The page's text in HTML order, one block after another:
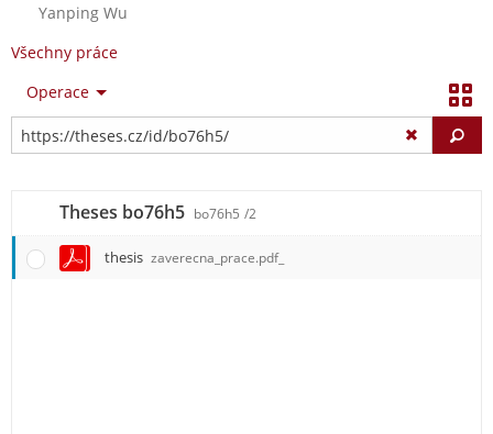
Yanping Wu
Všechny práce
Operace
Theses bo76h5 bo76h5 /2
thesis zaverecna_prace.pdf_